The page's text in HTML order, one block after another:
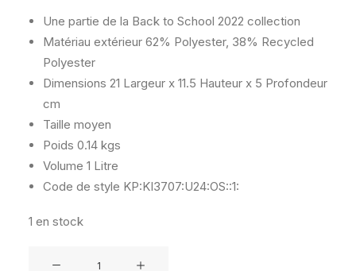
Une partie de la Back to School 2022 collection
Matériau extérieur 62% Polyester, 38% Recycled
Polyester
Dimensions 21 Largeur x 11.5 Hauteur x 5 Profondeur
cm
Taille moyen
Poids 0.14 kgs
Volume 1 Litre
Code de style KP:KI3707:U24:OS::1:
1 en stock